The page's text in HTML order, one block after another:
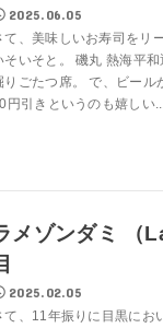
2025.06.05
て、美味しいお寿司をリ
そいそと。 磯丸 熱海平和
りごたつ席。 で、ビール
円引きというのも嬉しい
メゾンダミ （
2025.02.05
て、11年振りに目黒にお